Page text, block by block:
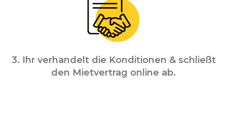
3. Ihr verhandelt die Konditionen & schließt
den Mietvertrag online ab.